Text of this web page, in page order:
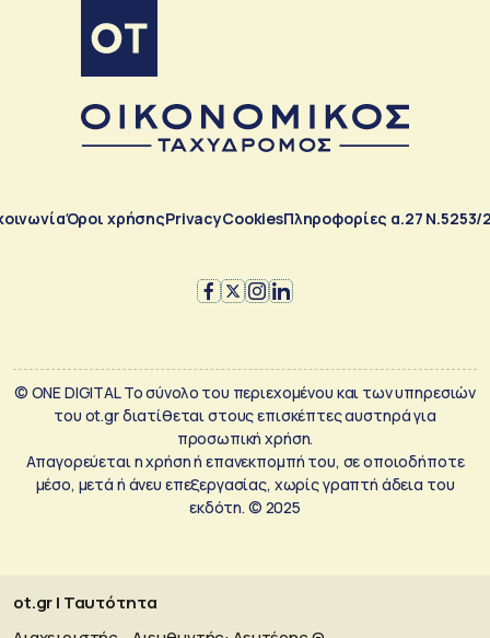
Όροι χρήσηςPrivacyCookiesΠληροφορίες α.27 Ν.5253/
© ONE DIGITAL Το σύνολο του περιεχομένου και των υπηρεσιών
του ot.gr διατίθεται στους επισκέπτες αυστηρά για
προσωπική χρήση.
Απαγορεύεται η χρήση ή επανεκπομπή του, σε οποιοδήποτε
μέσο, μετά ή άνευ επεξεργασίας, χωρίς γραπτή άδεια του
εκδότη. © 2025
ot.gr | Ταυτότητα